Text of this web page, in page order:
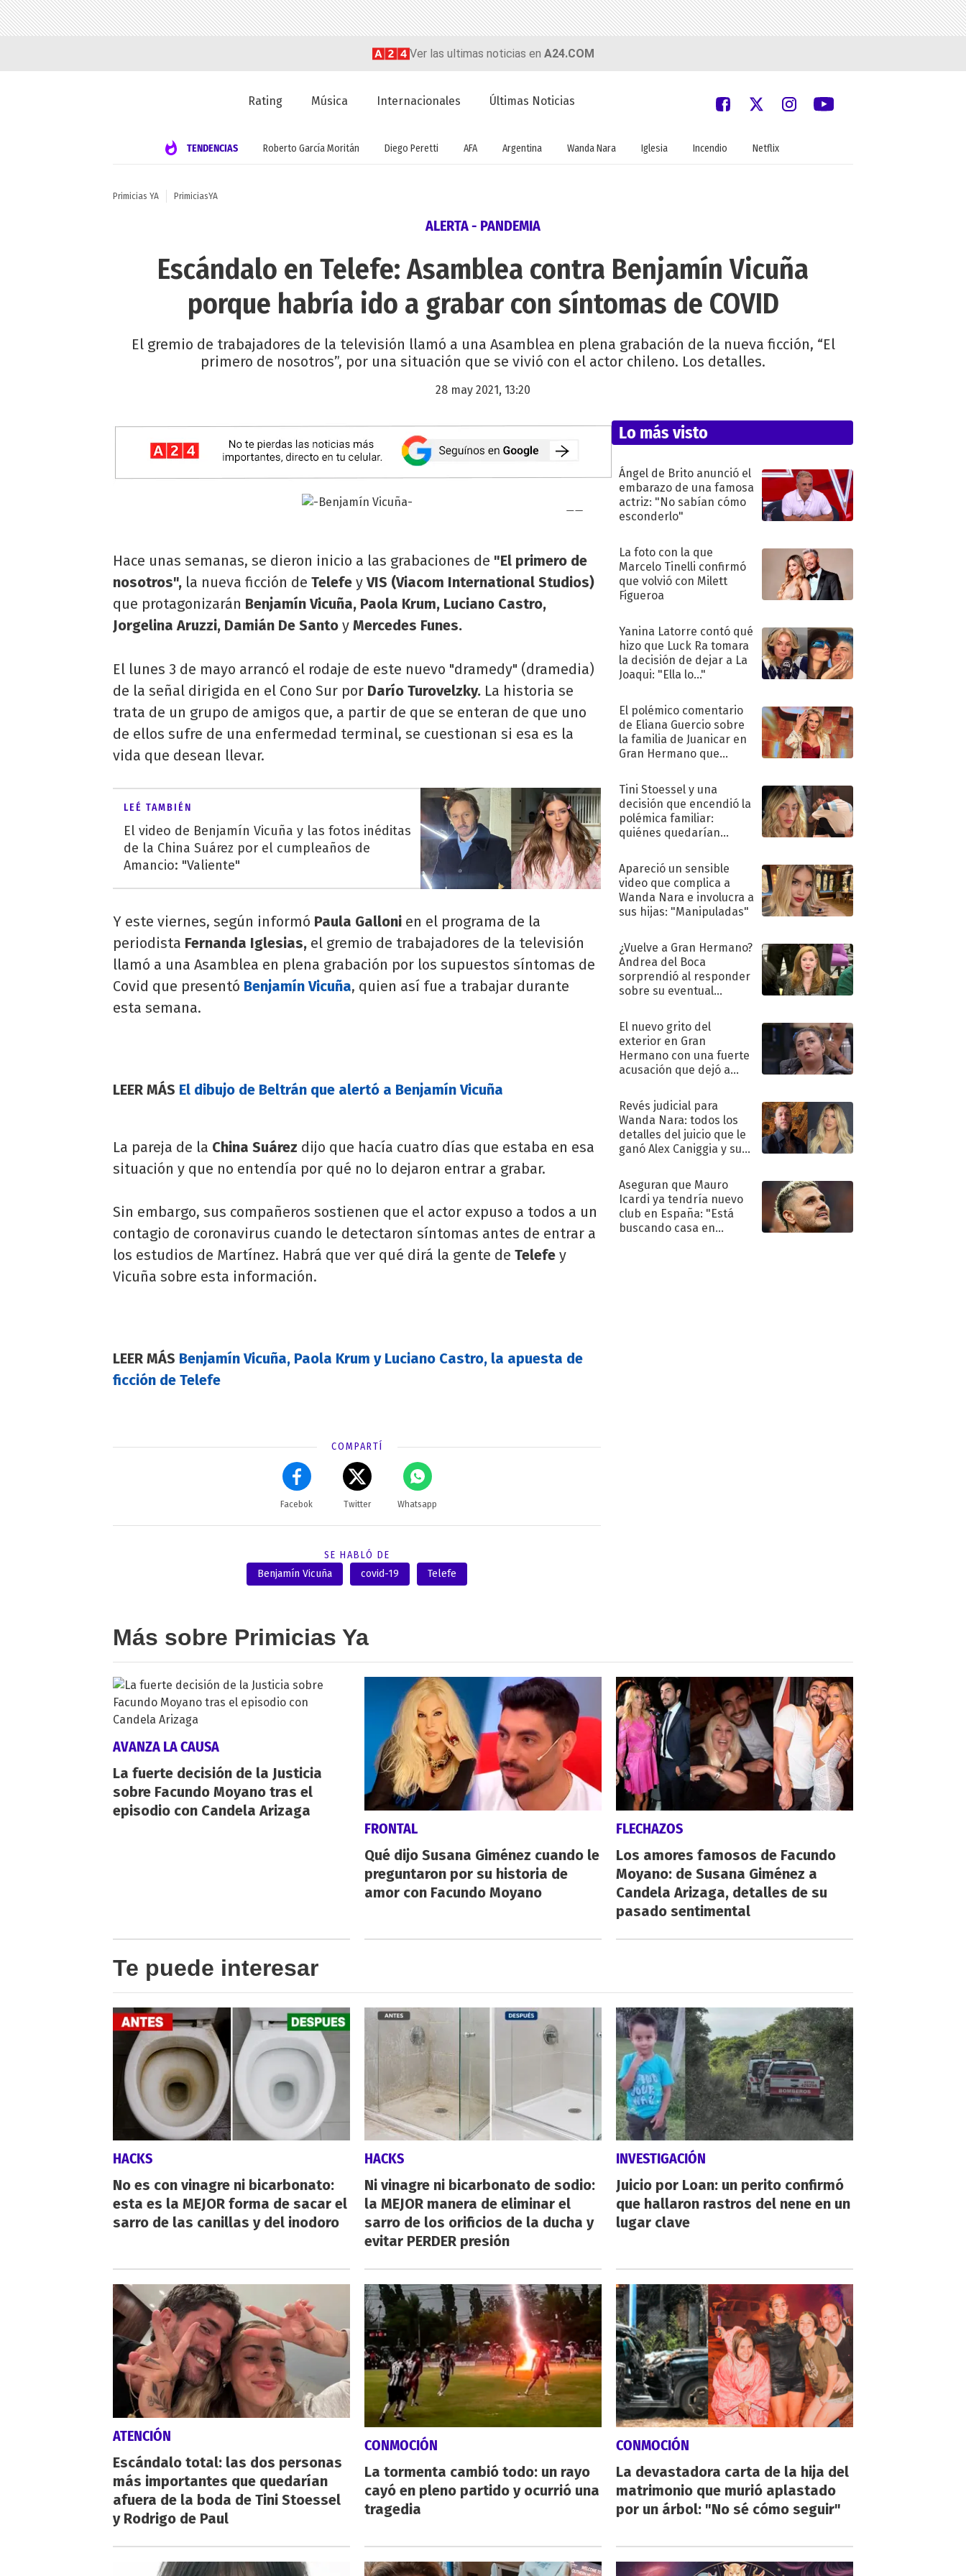
Ver las ultimas noticias en A24.COM
Rating Música Internacionales Últimas Noticias
TENDENCIAS Roberto García Moritán Diego Peretti AFA Argentina Wanda Nara Iglesia Incendio Netflix
Primicias YA PrimiciasYA
ALERTA - PANDEMIA
Escándalo en Telefe: Asamblea contra Benjamín Vicuña
porque habría ido a grabar con síntomas de COVID
El gremio de trabajadores de la televisión llamó a una Asamblea en plena grabación de la nueva ficción, “El
primero de nosotros”, por una situación que se vivió con el actor chileno. Los detalles.
28 may 2021, 13:20
Hace unas semanas, se dieron inicio a las grabaciones de "El primero de
nosotros", la nueva ficción de Telefe yVIS (Viacom International Studios)
que protagonizarán Benjamín Vicuña, Paola Krum, Luciano Castro,
Jorgelina Aruzzi, Damián De Santo y Mercedes Funes.
El lunes 3 de mayo arrancó el rodaje de este nuevo "dramedy" (dramedia)
de la señal dirigida en el Cono Sur por Darío Turovelzky. La historia se
trata de un grupo de amigos que, a partir de que se enteran de que uno
de ellos sufre de una enfermedad terminal, se cuestionan si esa es la
vida que desean llevar.
LEÉ TAMBIÉN
El video de Benjamín Vicuña y las fotos inéditas
de la China Suárez por el cumpleaños de
Amancio: "Valiente"
Y este viernes, según informó Paula Galloni en el programa de la
periodista Fernanda Iglesias, el gremio de trabajadores de la televisión
llamó a una Asamblea en plena grabación por los supuestos síntomas de
Covid que presentó Benjamín Vicuña, quien así fue a trabajar durante
esta semana.
LEER MÁS El dibujo de Beltrán que alertó a Benjamín Vicuña
La pareja de la China Suárez dijo que hacía cuatro días que estaba en esa
situación y que no entendía por qué no lo dejaron entrar a grabar.
Sin embargo, sus compañeros sostienen que el actor expuso a todos a un
contagio de coronavirus cuando le detectaron síntomas antes de entrar a
los estudios de Martínez. Habrá que ver qué dirá la gente de Telefe y
Vicuña sobre esta información.
LEER MÁS Benjamín Vicuña, Paola Krum y Luciano Castro, la apuesta de
ficción de Telefe
COMPARTÍ
Facebok Twitter Whatsapp
SE HABLÓ DE
Benjamín Vicuña
covid-19 Telefe
Lo más visto
Ángel de Brito anunció el
embarazo de una famosa
actriz: "No sabían cómo
esconderlo"
La foto con la que
Marcelo Tinelli confirmó
que volvió con Milett
Figueroa
Yanina Latorre contó qué
hizo que Luck Ra tomara
la decisión de dejar a La
Joaqui: "Ella lo..."
El polémico comentario
de Eliana Guercio sobre
la familia de Juanicar en
Gran Hermano que
Tini Stoessel y una
decisión que encendió la
polémica familiar:
quiénes quedarían
Apareció un sensible
video que complica a
Wanda Nara e involucra a
sus hijas: "Manipuladas"
¿Vuelve a Gran Hermano?
Andrea del Boca
sorprendió al responder
sobre su eventual
El nuevo grito del
exterior en Gran
Hermano con una fuerte
acusación que dejó a
"Traidora"
Revés judicial para
Wanda Nara: todos los
detalles del juicio que le
ganó Alex Caniggia y sus
Aseguran que Mauro
Icardi ya tendría nuevo
club en España: "Está
buscando casa en
Más sobre Primicias Ya
AVANZA LA CAUSA
La fuerte decisión de la Justicia
sobre Facundo Moyano tras el
episodio con Candela Arizaga
FRONTAL
Qué dijo Susana Giménez cuando le
preguntaron por su historia de
amor con Facundo Moyano
FLECHAZOS
Los amores famosos de Facundo
Moyano: de Susana Giménez a
Candela Arizaga, detalles de su
pasado sentimental
Te puede interesar
HACKS
No es con vinagre ni bicarbonato:
esta es la MEJOR forma de sacar el
sarro de las canillas y del inodoro
HACKS
Ni vinagre ni bicarbonato de sodio:
la MEJOR manera de eliminar el
sarro de los orificios de la ducha y
evitar PERDER presión
INVESTIGACIÓN
Juicio por Loan: un perito confirmó
que hallaron rastros del nene en un
lugar clave
ATENCIÓN
Escándalo total: las dos personas
más importantes que quedarían
afuera de la boda de Tini Stoessel
y Rodrigo de Paul
CONMOCIÓN
La tormenta cambió todo: un rayo
cayó en pleno partido y ocurrió una
tragedia
CONMOCIÓN
La devastadora carta de la hija del
matrimonio que murió aplastado
por un árbol: "No sé cómo seguir"